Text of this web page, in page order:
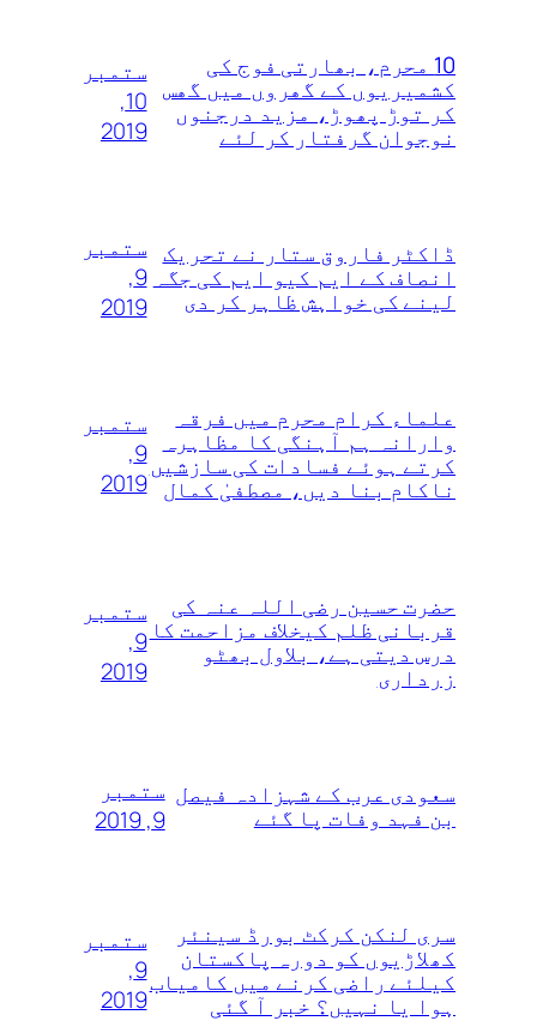
10 محرم، بھارتی فوج کی
کشمیریوں کے گھروں‌ میں‌ گھس
کر توڑ‌ پھوڑ، مزید درجنوں‌
نوجوان گرفتار کر لئے
ستمبر
10,
2019
ڈاکٹر فاروق ستار نے تحریک
انصاف کے ایم کیو ایم کی جگہ
لینے کی خواہش ظاہر کر دی
ستمبر
9,
2019
علماء کرام محرم میں فرقہ
وارانہ ہم آہنگی کا مظاہرہ
کرتے ہوئے فسادات کی سازشیں
ناکام بنا دیں، مصطفیٰ کمال
ستمبر
9,
2019
حضرت حسین رضی اللہ عنہ کی
قربانی ظلم کیخلاف مزاحمت کا
درس دیتی ہے، بلاول بھٹو
زرداری
ستمبر
9,
2019
سعودی عرب کے شہزادہ فیصل
بن فہد وفات پا گئے
ستمبر
9, 2019
سری لنکن کرکٹ بورڈ سینئر
کھلاڑیوں‌ کو دورہ پاکستان
کیلئے راضی کرنے میں کامیاب
ہوا یا نہیں؟ خبر آ گئی
ستمبر
9,
2019